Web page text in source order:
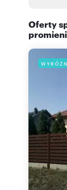
Oferty